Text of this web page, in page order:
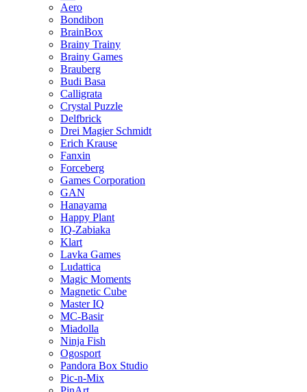
Aero
Bondibon
BrainBox
Brainy Trainy
Brainy Games
Brauberg
Budi Basa
Calligrata
Crystal Puzzle
Delfbrick
Drei Magier Schmidt
Erich Krause
Fanxin
Forceberg
Games Corporation
GAN
Hanayama
Happy Plant
IQ-Zabiaka
Klart
Lavka Games
Ludattica
Magic Moments
Magnetic Cube
Master IQ
MC-Basir
Miadolla
Ninja Fish
Ogosport
Pandora Box Studio
Pic-n-Mix